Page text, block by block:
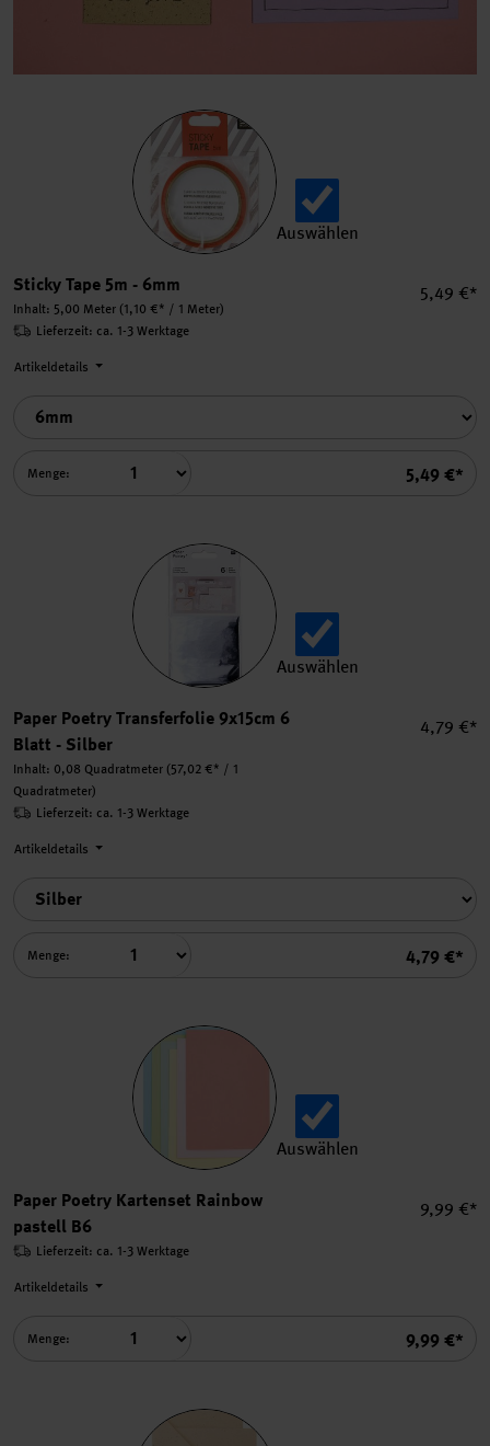
Auswählen
Sticky Tape 5m - 6mm
Inhalt: 5,00 Meter (1,10 €* / 1 Meter)
5,49 €*
Summe
5,49 €*
Lieferzeit: ca. 1-3 Werktage
Artikeldetails
Menge:
Auswählen
Paper Poetry Transferfolie 9x15cm 6
Blatt - Silber
Inhalt: 0,08 Quadratmeter (57,02 €* / 1
Quadratmeter)
4,79 €*
Summe
4,79 €*
Lieferzeit: ca. 1-3 Werktage
Artikeldetails
Menge:
Auswählen
Paper Poetry Kartenset Rainbow
pastell B6
9,99 €*
Summe
9,99 €*
Lieferzeit: ca. 1-3 Werktage
Artikeldetails
Menge: